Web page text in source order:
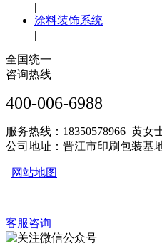
|
涂料装饰系统
|
全国统一
咨询热线
400-006-6988
服务热线：18350578966 黄女
公司地址：晋江市印刷包装基
网站地图
客服咨询